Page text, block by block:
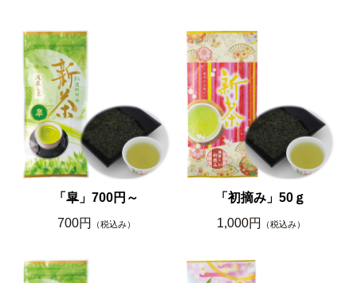
「皐」700円～
700円
（税込み）
「初摘み」50ｇ
1,000円
（税込み）